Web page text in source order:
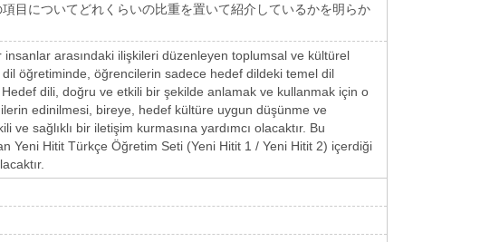
目についてどれくらいの比重を置いて紹介しているかを明らか
arasındaki ilişkileri düzenleyen toplumsal ve kültürel
öğretiminde, öğrencilerin sadece hedef dildeki temel dil
dili, doğru ve etkili bir şekilde anlamak ve kullanmak için o
edinilmesi, bireye, hedef kültüre uygun düşünme ve
sağlıklı bir iletişim kurmasına yardımcı olacaktır. Bu
Yeni Hitit Türkçe Öğretim Seti (Yeni Hitit 1 / Yeni Hitit 2) içerdiği